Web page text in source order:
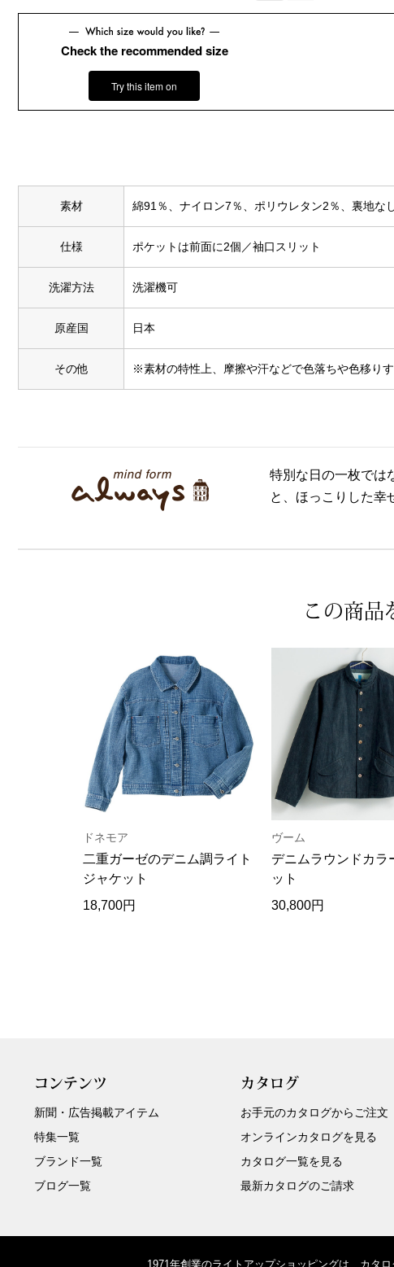
Check the recommended size
Try this item on
素材 綿91％、ナイロン7％、ポリウレタン2％、裏地な
仕様 ポケットは前面に2個／袖口スリット
洗濯方法 洗濯機可
原産国 日本
その他 ※素材の特性上、摩擦や汗などで色落ちや色移りす
特別な日の一枚では
と、ほっこりした幸
この商品
ドネモア
二重ガーゼのデニム調ライト
ジャケット
18,700円
ヴーム
デニムラウンドカラ
ット
30,800円
コンテンツ
新聞・広告掲載アイテム
特集一覧
ブランド一覧
ブログ一覧
カタログ
お手元のカタログからご注文
オンラインカタログを見る
カタログ一覧を見る
最新カタログのご請求
1971年創業のライトアップショッピングは、カタ